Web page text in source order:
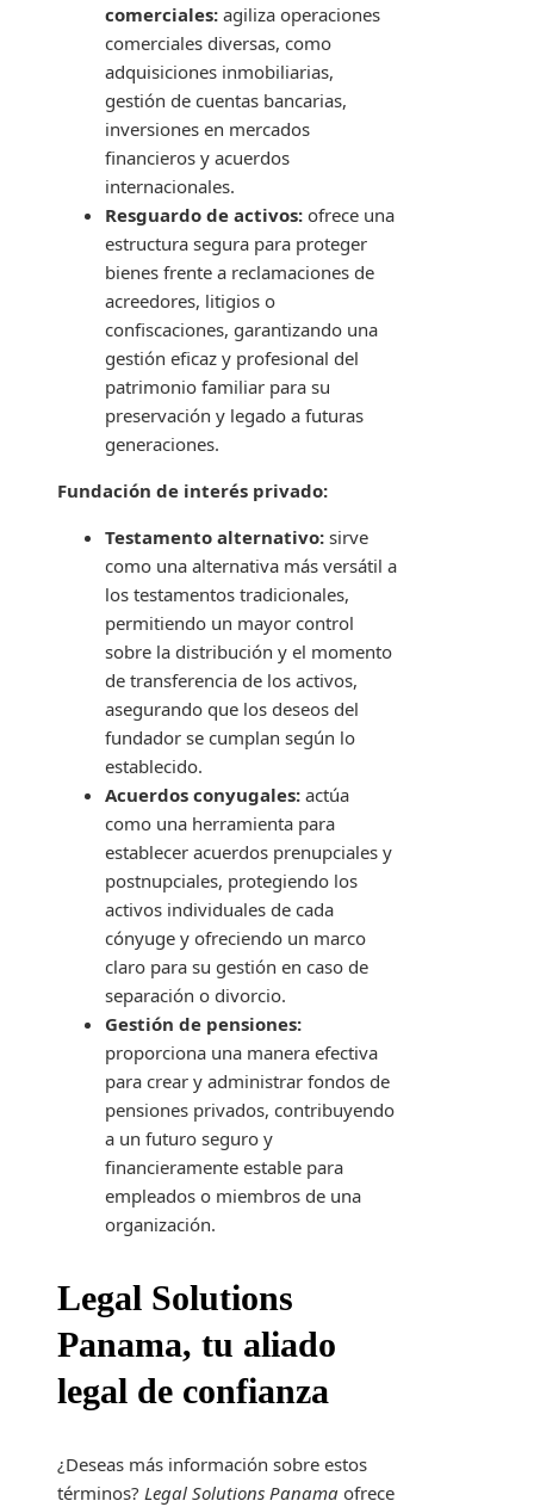
comerciales: agiliza operaciones
comerciales diversas, como
adquisiciones inmobiliarias,
gestión de cuentas bancarias,
inversiones en mercados
financieros y acuerdos
internacionales.
Resguardo de activos: ofrece una
estructura segura para proteger
bienes frente a reclamaciones de
acreedores, litigios o
confiscaciones, garantizando una
gestión eficaz y profesional del
patrimonio familiar para su
preservación y legado a futuras
generaciones.
Fundación de interés privado:
Testamento alternativo: sirve
como una alternativa más versátil a
los testamentos tradicionales,
permitiendo un mayor control
sobre la distribución y el momento
de transferencia de los activos,
asegurando que los deseos del
fundador se cumplan según lo
establecido.
Acuerdos conyugales: actúa
como una herramienta para
establecer acuerdos prenupciales y
postnupciales, protegiendo los
activos individuales de cada
cónyuge y ofreciendo un marco
claro para su gestión en caso de
separación o divorcio.
Gestión de pensiones:
proporciona una manera efectiva
para crear y administrar fondos de
pensiones privados, contribuyendo
a un futuro seguro y
financieramente estable para
empleados o miembros de una
organización.
Legal Solutions
Panama, tu aliado
legal de confianza
¿Deseas más información sobre estos
términos? Legal Solutions Panama ofrece